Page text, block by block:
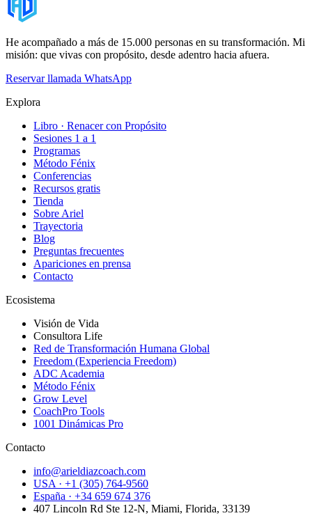
He acompañado a más de 15.000 personas en su transformación. Mi
misión: que vivas con propósito, desde adentro hacia afuera.
Reservar llamada WhatsApp
Explora
Libro · Renacer con Propósito
Sesiones 1 a 1
Programas
Método Fénix
Conferencias
Recursos gratis
Tienda
Sobre Ariel
Trayectoria
Blog
Preguntas frecuentes
Apariciones en prensa
Contacto
Ecosistema
Visión de Vida
Consultora Life
Red de Transformación Humana Global
Freedom (Experiencia Freedom)
ADC Academia
Método Fénix
Grow Level
CoachPro Tools
1001 Dinámicas Pro
Contacto
info@arieldiazcoach.com
USA · +1 (305) 764-9560
España · +34 659 674 376
407 Lincoln Rd Ste 12-N, Miami, Florida, 33139